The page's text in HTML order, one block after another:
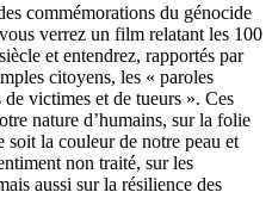
commémorations du génocide
verrez un film relatant les 100
et entendrez, rapportés par
citoyens, les « paroles
victimes et de tueurs ». Ces
nature d’humains, sur la folie
soit la couleur de notre peau et
non traité, sur les
aussi sur la résilience des